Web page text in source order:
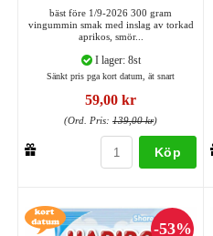
bäst före 1/9-2026 300 gram
vingummin smak med inslag av torkad
aprikos, smör...
I lager: 8st
Sänkt pris pga kort datum, ät snart
59,00 kr
(Ord. Pris: 139,00 kr)
Köp